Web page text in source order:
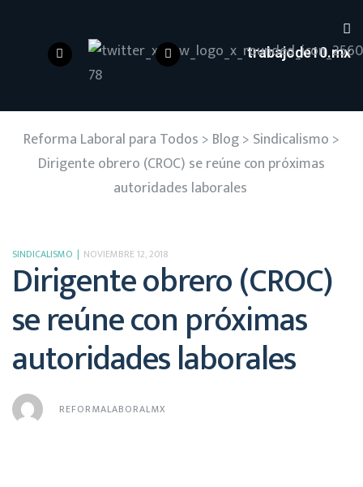
trabajode10.mx
Reforma Laboral para Todos > Blog> Sindicalismo >
Dirigente obrero (CROC) se reúne con próximas
autoridades laborales
SINDICALISMO NOVIEMBRE 12, 2018
Dirigente obrero (CROC)
se reúne con próximas
autoridades laborales
REFORMALABORALMX